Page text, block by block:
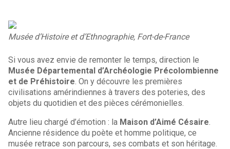
Musée d’Histoire et d’Ethnographie, Fort-de-France
Si vous avez envie de remonter le temps, direction le
Musée Départemental d’Archéologie Précolombienne
et de Préhistoire. On y découvre les premières
civilisations amérindiennes à travers des poteries, des
objets du quotidien et des pièces cérémonielles.
Autre lieu chargé d’émotion : la Maison d’Aimé Césaire.
Ancienne résidence du poète et homme politique, ce
musée retrace son parcours, ses combats et son héritage.